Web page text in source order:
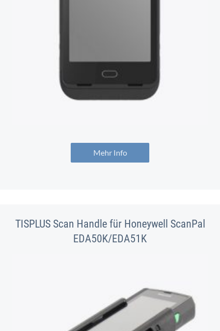
Mehr Info
TISPLUS Scan Handle für Honeywell ScanPal
EDA50K/EDA51K